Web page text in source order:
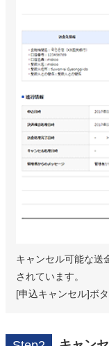
キャンセル可能な送
されています。
[申込キャンセル]ボタ